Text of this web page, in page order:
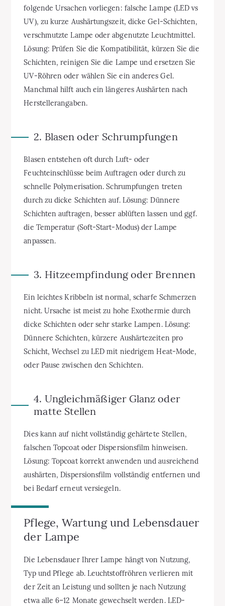
folgende Ursachen vorliegen: falsche Lampe (LED vs
UV), zu kurze Aushärtungszeit, dicke Gel-Schichten,
verschmutzte Lampe oder abgenutzte Leuchtmittel.
Lösung: Prüfen Sie die Kompatibilität, kürzen Sie die
Schichten, reinigen Sie die Lampe und ersetzen Sie
UV-Röhren oder wählen Sie ein anderes Gel.
Manchmal hilft auch ein längeres Aushärten nach
Herstellerangaben.
2. Blasen oder Schrumpfungen
Blasen entstehen oft durch Luft- oder
Feuchteinschlüsse beim Auftragen oder durch zu
schnelle Polymerisation. Schrumpfungen treten
durch zu dicke Schichten auf. Lösung: Dünnere
Schichten auftragen, besser ablüften lassen und ggf.
die Temperatur (Soft-Start-Modus) der Lampe
anpassen.
3. Hitzeempfindung oder Brennen
Ein leichtes Kribbeln ist normal, scharfe Schmerzen
nicht. Ursache ist meist zu hohe Exothermie durch
dicke Schichten oder sehr starke Lampen. Lösung:
Dünnere Schichten, kürzere Aushärtezeiten pro
Schicht, Wechsel zu LED mit niedrigem Heat-Mode,
oder Pause zwischen den Schichten.
4. Ungleichmäßiger Glanz oder
matte Stellen
Dies kann auf nicht vollständig gehärtete Stellen,
falschen Topcoat oder Dispersionsfilm hinweisen.
Lösung: Topcoat korrekt anwenden und ausreichend
aushärten, Dispersionsfilm vollständig entfernen und
bei Bedarf erneut versiegeln.
Pflege, Wartung und Lebensdauer
der Lampe
Die Lebensdauer Ihrer Lampe hängt von Nutzung,
Typ und Pflege ab. Leuchtstoffröhren verlieren mit
der Zeit an Leistung und sollten je nach Nutzung
etwa alle 6–12 Monate gewechselt werden. LED-